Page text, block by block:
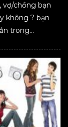
vợ/chồng bạn
không ? bạn
trong...